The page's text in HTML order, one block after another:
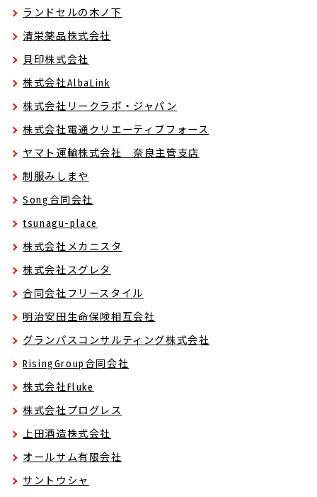
ランドセルの木ノ下
清栄薬品株式会社
貝印株式会社
株式会社AlbaLink
株式会社リークラボ・ジャパン
株式会社電通クリエーティブフォース
ヤマト運輸株式会社 奈良主管支店
制服みしまや
Song合同会社
tsunagu-place
株式会社メカニスタ
株式会社スグレタ
合同会社フリースタイル
明治安田生命保険相互会社
グランパスコンサルティング株式会社
RisingGroup合同会社
株式会社Fluke
株式会社プログレス
上田酒造株式会社
オールサム有限会社
サントウシャ